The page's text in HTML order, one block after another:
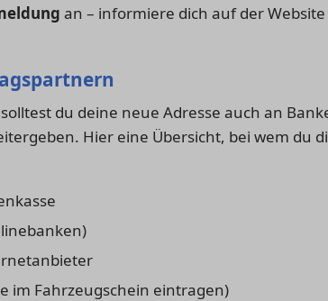
an – informiere dich auf der Website
du deine neue Adresse auch an
Hier eine Übersicht, bei wem du
im Fahrzeugschein eintragen)